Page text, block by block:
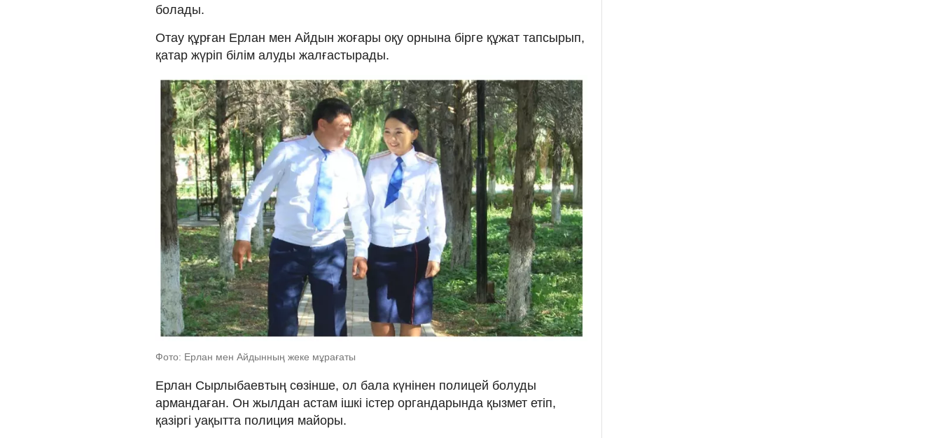
болады.
Отау құрған Ерлан мен Айдын жоғары оқу орнына бірге құжат тапсырып,
қатар жүріп білім алуды жалғастырады.
Фото: Ерлан мен Айдынның жеке мұрағаты
Ерлан Сырлыбаевтың сөзінше, ол бала күнінен полицей болуды
армандаған. Он жылдан астам ішкі істер органдарында қызмет етіп,
қазіргі уақытта полиция майоры.